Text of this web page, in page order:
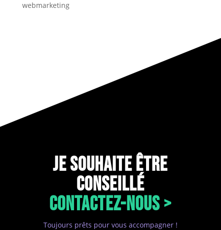
webmarketing
JE SOUHAITE ÊTRE
CONSEILLÉ
CONTACTEZ-NOUS >
Toujours prêts pour vous accompagner !